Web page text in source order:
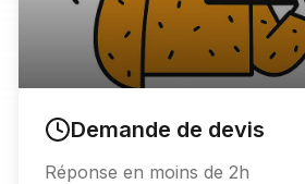
Demande de devis
Réponse en moins de 2h